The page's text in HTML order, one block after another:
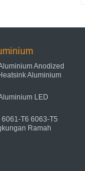
Anodized
Aluminium
LED
T6 6063-T5
Ramah